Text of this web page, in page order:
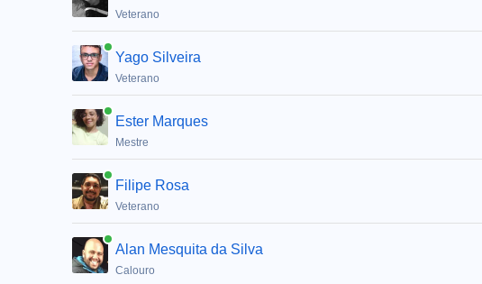
Veterano
Yago Silveira
Veterano
Ester Marques
Mestre
Filipe Rosa
Veterano
Alan Mesquita da Silva
Calouro